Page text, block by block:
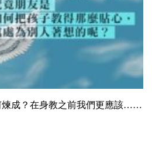
煉成？在身教之前我們更應該……